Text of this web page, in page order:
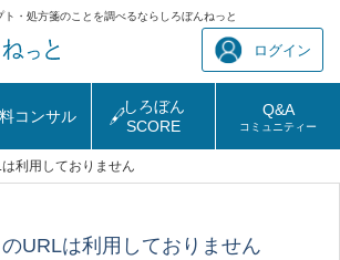
・処方箋のことを調べるならしろぼんねっと
ログイン
コンサル
しろぼん
SCORE
Q&A
コミュニティー
利用しておりません
URLは利用しておりません